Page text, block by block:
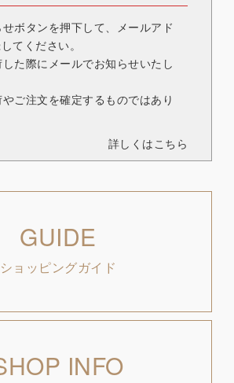
せボタンを押下して、メールアド
てください。
た際にメールでお知らせいたし
ご注文を確定するものではあり
詳しくはこちら
GUIDE
ショッピングガイド
INFO